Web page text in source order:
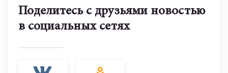
Поделитесь с друзьями новостью
в социальных сетях